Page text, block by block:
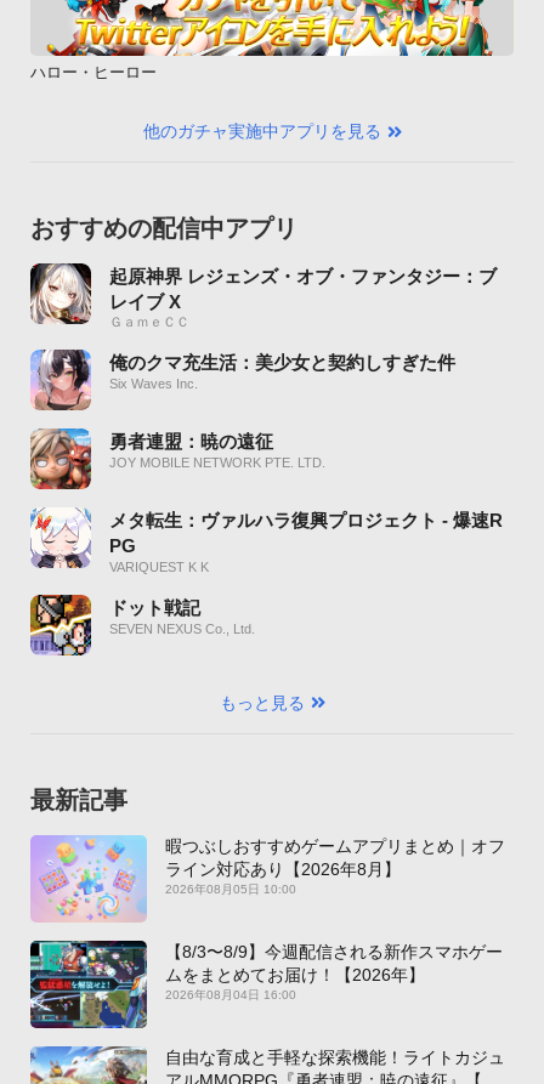
ハロー・ヒーロー
他のガチャ実施中アプリを見る
おすすめの配信中アプリ
起原神界 レジェンズ・オブ・ファンタジー：ブ
レイブ X
ＧａｍｅＣＣ
俺のクマ充生活：美少女と契約しすぎた件
Six Waves Inc.
勇者連盟：暁の遠征
JOY MOBILE NETWORK PTE. LTD.
メタ転生：ヴァルハラ復興プロジェクト - 爆速R
PG
VARIQUEST K K
ドット戦記
SEVEN NEXUS Co., Ltd.
もっと見る
最新記事
暇つぶしおすすめゲームアプリまとめ｜オフ
ライン対応あり【2026年8月】
2026年08月05日 10:00
【8/3〜8/9】今週配信される新作スマホゲー
ムをまとめてお届け！【2026年】
2026年08月04日 16:00
自由な育成と手軽な探索機能！ライトカジュ